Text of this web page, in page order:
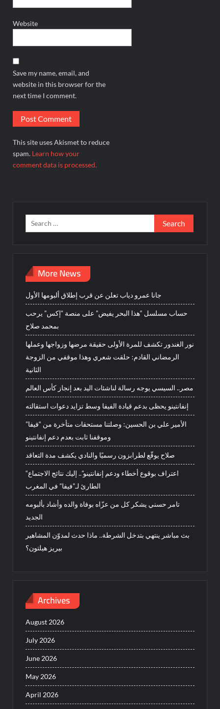
Website
Save my name, email, and
website in this browser for the
next time I comment.
This site uses Akismet to reduce
spam. Learn how your
comment data is processed.
Search
for:
More News
جانا عمرو دياب تعلن عن قرب إطلاق ألبومها الأول
حساب مسلسل “هذا البحر يفيض” على منصة “إكس” يرحب
بمحمد صلاح
نور الغندور تكشف للمرة الأولى حقيقة مرضها وزواجها وعملها
الرمضاني القادم: حلقت شعري وهذا موقفي من الزوجة
الثانية
مصر.. السيسي يوجه رسالة لناشئات اليد بعد إنجاز كأس العالم
إنفانتينو يحظى بدعم قيادة الفيفا وسط تزايد دعوات استقالته
الأمير علي بن الحسين: وصلتنا مستحقات متأخرة من “فيفا”
وموقفنا ثابت بعدم دعم إنفانتينو
صلاح يوقّع لطرابزون رسميًا والنادي يكشف مدة التعاقد
“اعتراف بوقوع أخطاء ودعم إنفانتينو”.. إليك نتائج الاجتماع
الطارئ لـ”فيفا” في المغرب
تامر حسني يشكر كل من عزّاه بوفاة والده وأشاد بألبومه
الجديد
بث مباشر ينتهي بتدخل الشرطة.. ماذا حدث لمدوّن المشاهير
بيريز هيلتون؟
Archives
August 2026
July 2026
June 2026
May 2026
April 2026